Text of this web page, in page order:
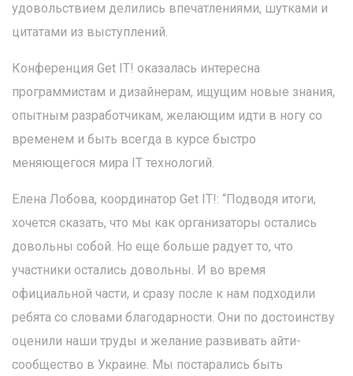
удовольствием делились впечатлениями, шутками и
цитатами из выступлений.
Конференция Get IT! оказалась интересна
программистам и дизайнерам, ищущим новые знания,
опытным разработчикам, желающим идти в ногу со
временем и быть всегда в курсе быстро
меняющегося мира IT технологий.
Елена Лобова, координатор Get IT!: “Подводя итоги,
хочется сказать, что мы как организаторы остались
довольны собой. Но еще больше радует то, что
участники остались довольны. И во время
официальной части, и сразу после к нам подходили
ребята со словами благодарности. Они по достоинству
оценили наши труды и желание развивать айти-
сообщество в Украине. Мы постарались быть